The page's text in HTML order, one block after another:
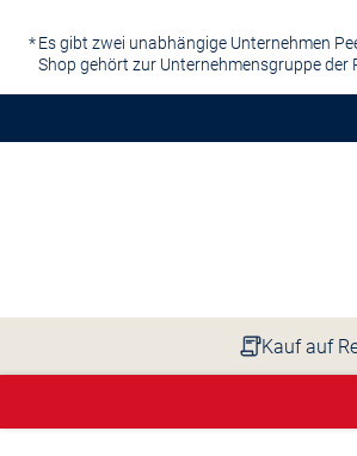
Es gibt zwei unabhängige Unternehmen
Shop gehört zur Unternehmensgruppe der
Kauf auf